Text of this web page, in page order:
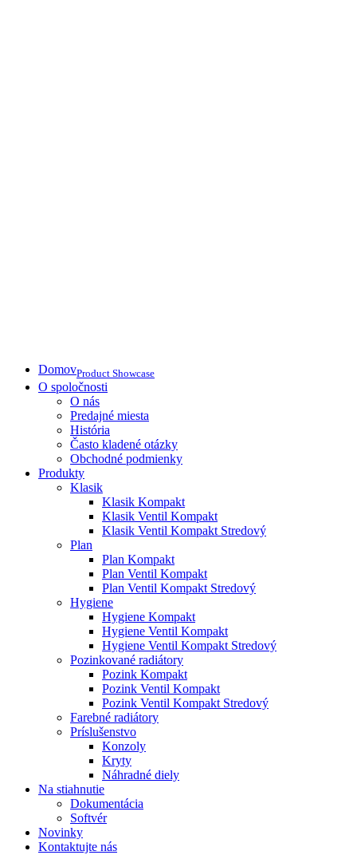
DomovProduct Showcase
O spoločnosti
O nás
Predajné miesta
História
Často kladené otázky
Obchodné podmienky
Produkty
Klasik
Klasik Kompakt
Klasik Ventil Kompakt
Klasik Ventil Kompakt Stredový
Plan
Plan Kompakt
Plan Ventil Kompakt
Plan Ventil Kompakt Stredový
Hygiene
Hygiene Kompakt
Hygiene Ventil Kompakt
Hygiene Ventil Kompakt Stredový
Pozinkované radiátory
Pozink Kompakt
Pozink Ventil Kompakt
Pozink Ventil Kompakt Stredový
Farebné radiátory
Príslušenstvo
Konzoly
Kryty
Náhradné diely
Na stiahnutie
Dokumentácia
Softvér
Novinky
Kontaktujte nás